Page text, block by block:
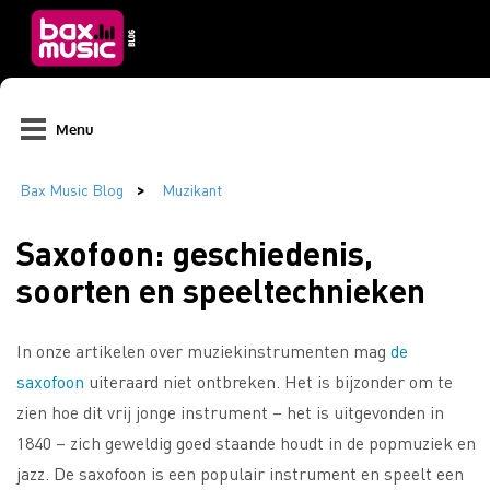
Menu
Saxofoon: geschiedenis,
soorten en speeltechnieken
In onze artikelen over muziekinstrumenten mag de
saxofoon uiteraard niet ontbreken. Het is bijzonder om te
zien hoe dit vrij jonge instrument – het is uitgevonden in
1840 – zich geweldig goed staande houdt in de popmuziek en
jazz. De saxofoon is een populair instrument en speelt een